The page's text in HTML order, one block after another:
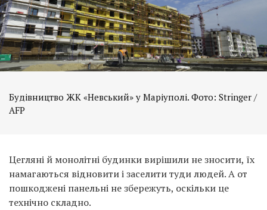
Будівництво ЖК «Невський» у Маріуполі. Фото: Stringer /
AFP
Цегляні й монолітні будинки вирішили не зносити, їх
намагаються відновити і заселити туди людей. А от
пошкоджені панельні не збережуть, оскільки це
технічно складно.